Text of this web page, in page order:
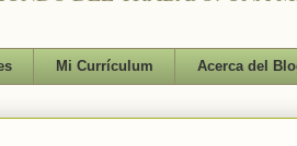
Mi Currículum Acerca del